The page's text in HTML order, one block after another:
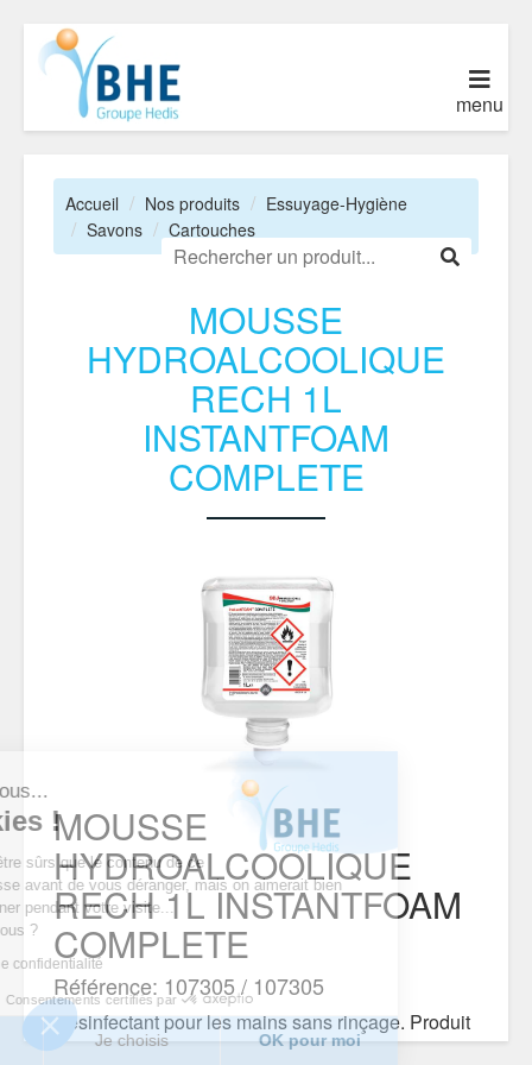
nous...
!
d’être sûrs que le contenu de ce
avant de vous déranger, mais on aimerait bien
pendant votre visite...
vous ?
de confidentialité
Consentements certifiés par
Je choisis OK pour moi
menu
Accueil Nos produits
Essuyage-Hygiène
Savons
Cartouches
MOUSSE
HYDROALCOOLIQUE
RECH 1L
INSTANTFOAM
COMPLETE
MOUSSE
HYDROALCOOLIQUE
RECH 1L INSTANTFOAM
COMPLETE
Référence: 107305 / 107305
Désinfectant pour les mains sans rinçage. Produit
recommandé pour l'hygiène des mains en milieu